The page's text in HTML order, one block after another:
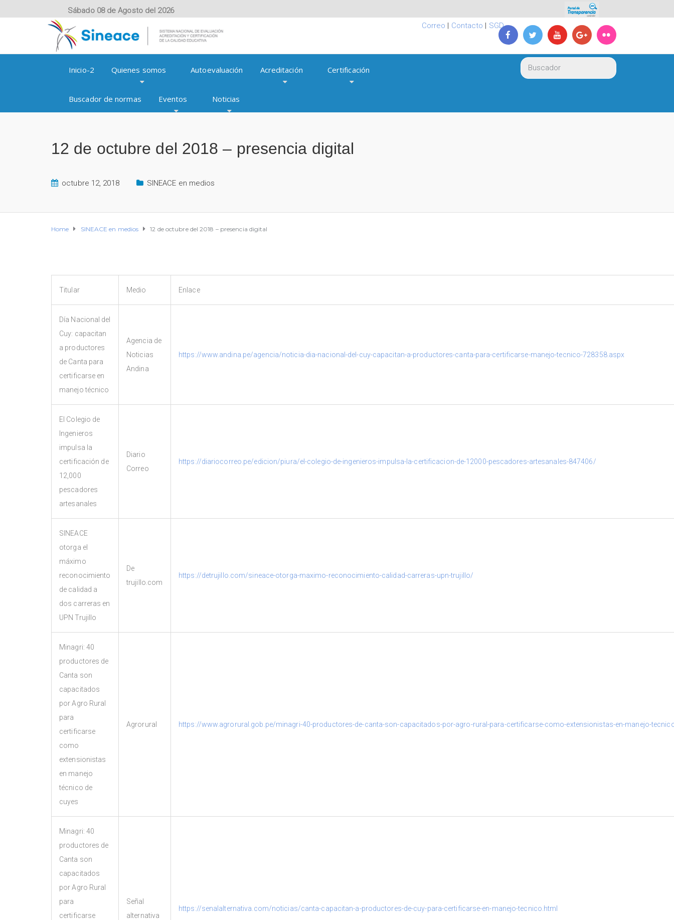
Sábado 08 de Agosto del 2026
Correo | Contacto | SGD
Inicio-2 Quienes somos Autoevaluación Acreditación Certificación
Buscador de normas Eventos Noticias
12 de octubre del 2018 – presencia digital
octubre 12, 2018 SINEACE en medios
Home SINEACE en medios 12 de octubre del 2018 – presencia digital
Titular Medio Enlace
Día Nacional del
Cuy: capacitan
a productores
de Canta para
certificarse en
manejo técnico
Agencia de
Noticias
Andina
https://www.andina.pe/agencia/noticia-dia-nacional-del-cuy-capacitan-a-productores-canta-para-certificarse-manejo-tecnico-728358.aspx
El Colegio de
Ingenieros
impulsa la
certificación de
12,000
pescadores
artesanales
Diario
Correo
https://diariocorreo.pe/edicion/piura/el-colegio-de-ingenieros-impulsa-la-certificacion-de-12000-pescadores-artesanales-847406/
SINEACE
otorga el
máximo
reconocimiento
de calidad a
dos carreras en
UPN Trujillo
De
trujillo.com
https://detrujillo.com/sineace-otorga-maximo-reconocimiento-calidad-carreras-upn-trujillo/
Minagri: 40
productores de
Canta son
capacitados
por Agro Rural
para
certificarse
como
extensionistas
en manejo
técnico de
cuyes
Agrorural https://www.agrorural.gob.pe/minagri-40-productores-de-canta-son-capacitados-por-agro-rural-para-certificarse-como-extensionistas-en-manejo-
Minagri: 40
productores de
Canta son
capacitados
por Agro Rural
para
certificarse
Señal
alternativa
https://senalalternativa.com/noticias/canta-capacitan-a-productores-de-cuy-para-certificarse-en-manejo-tecnico.html